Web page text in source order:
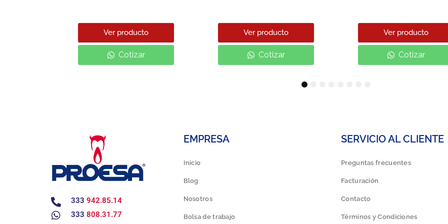
Ver producto
Cotizar
Ver producto
Cotizar
Ver producto
Cotizar
4
333 942.85.14
333 808.31.77
EMPRESA
Inicio
Blog
Nosotros
Bolsa de trabajo
SERVICIO AL CLIENTE
Preguntas frecuentes
Facturación
Contacto
Términos y Condiciones